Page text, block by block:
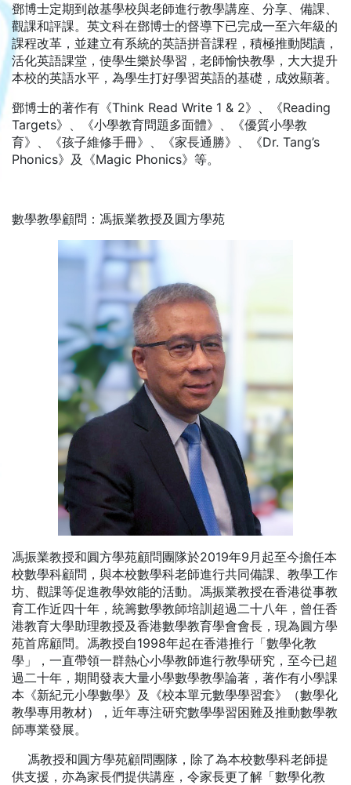
鄧博士定期到啟基學校與老師進行教學講座、分享、備課、
觀課和評課。英文科在鄧博士的督導下已完成一至六年級的
課程改革，並建立有系統的英語拼音課程，積極推動閱讀，
活化英語課堂，使學生樂於學習，老師愉快教學，大大提升
本校的英語水平，為學生打好學習英語的基礎，成效顯著。
鄧博士的著作有《Think Read Write 1 & 2》、《Reading
Targets》、《小學教育問題多面體》、《優質小學教
育》、《孩子維修手冊》、《家長通勝》、《Dr. Tang’s
Phonics》及《Magic Phonics》等。
數學教學顧問：馮振業教授及圓方學苑
馮振業教授和圓方學苑顧問團隊於2019年9月起至今擔任本
校數學科顧問，與本校數學科老師進行共同備課、教學工作
坊、觀課等促進教學效能的活動。馮振業教授在香港從事教
育工作近四十年，統籌數學教師培訓超過二十八年，曾任香
港教育大學助理教授及香港數學教育學會會長，現為圓方學
苑首席顧問。馮教授自1998年起在香港推行「數學化教
學」，一直帶領一群熱心小學教師進行教學研究，至今已超
過二十年，期間發表大量小學數學教學論著，著作有小學課
本《新紀元小學數學》及《校本單元數學學習套》（數學化
教學專用教材），近年專注研究數學學習困難及推動數學教
師專業發展。
馮教授和圓方學苑顧問團隊，除了為本校數學科老師提
供支援，亦為家長們提供講座，令家長更了解「數學化教